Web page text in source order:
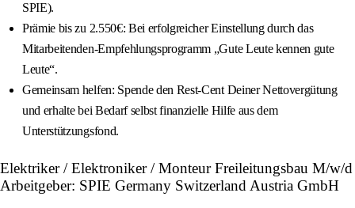
SPIE).
Prämie bis zu 2.550€: Bei erfolgreicher Einstellung durch das
Mitarbeitenden-Empfehlungsprogramm „Gute Leute kennen gute
Leute“.
Gemeinsam helfen: Spende den Rest-Cent Deiner Nettovergütung
und erhalte bei Bedarf selbst finanzielle Hilfe aus dem
Unterstützungsfond.
Elektriker / Elektroniker / Monteur Freileitungsbau M/w/d
Arbeitgeber: SPIE Germany Switzerland Austria GmbH